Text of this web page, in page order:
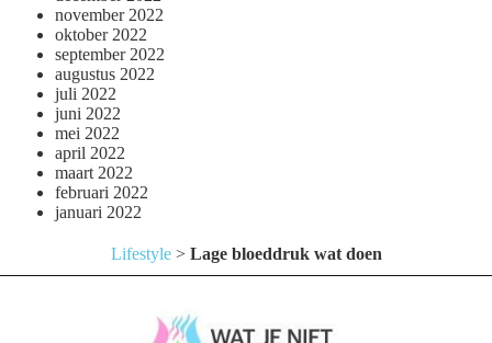
november 2022
oktober 2022
september 2022
augustus 2022
juli 2022
juni 2022
mei 2022
april 2022
maart 2022
februari 2022
januari 2022
Lifestyle> Lage bloeddruk wat doen